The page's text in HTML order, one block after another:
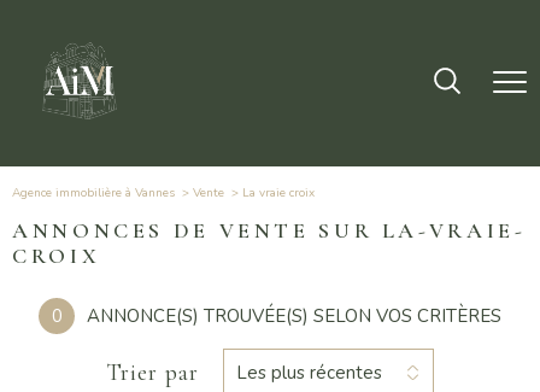
Agence immobilière à Vannes Vente la vraie croix
ANNONCES DE VENTE SUR LA-VRAIE-
CROIX
0 ANNONCE(S) TROUVÉE(S) SELON VOS CRITÈRES
Trier par Les plus récentes